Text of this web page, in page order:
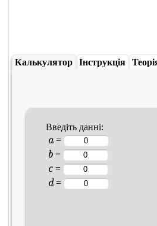
Калькулятор Інструкція
Введіть данні:
a=
b=
c=
d=